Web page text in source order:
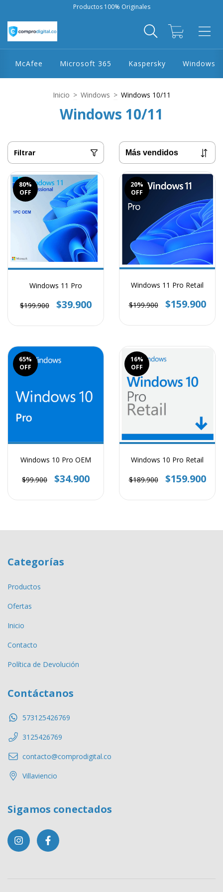
Productos 100% Originales
McAfee Microsoft 365 Kaspersky Windows
Inicio > Windows > Windows 10/11
Windows 10/11
Filtrar
80%
OFF
Windows 11 Pro
$199.900 $39.900
20%
OFF
Windows 11 Pro Retail
$199.900 $159.900
65%
OFF
Windows 10 Pro OEM
$99.900 $34.900
16%
OFF
Windows 10 Pro Retail
$189.900 $159.900
Categorías
Productos
Ofertas
Inicio
Contacto
Política de Devolución
Contáctanos
573125426769
3125426769
contacto@comprodigital.co
Villaviencio
Sigamos conectados